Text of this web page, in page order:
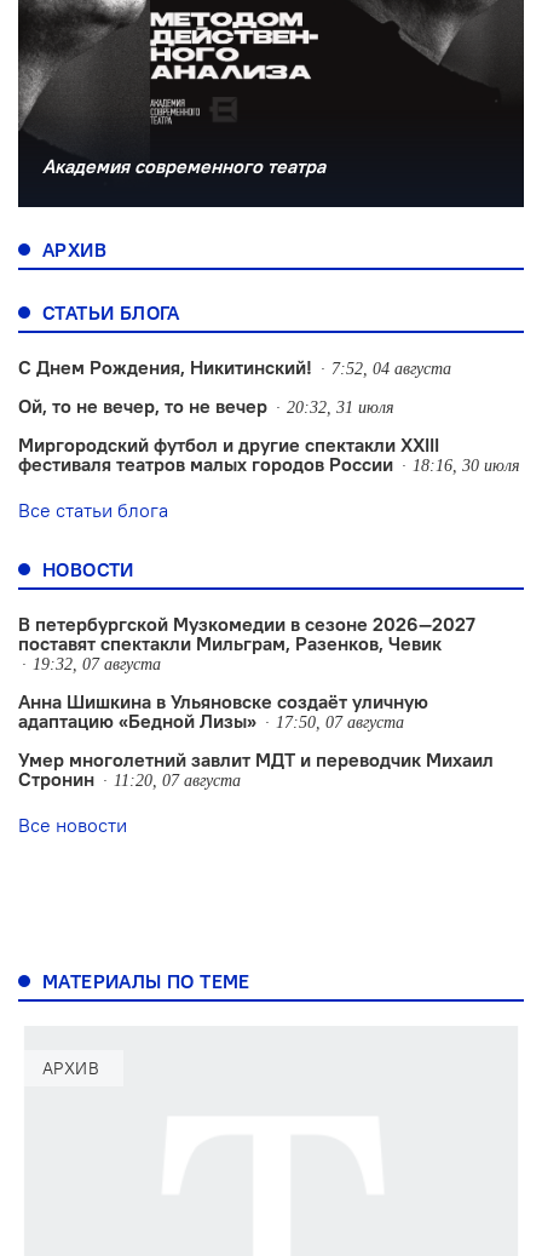
Академия современного театра
АРХИВ
СТАТЬИ БЛОГА
С Днем Рождения, Никитинский! 7:52, 04 августа
Ой, то не вечер, то не вечер 20:32, 31 июля
Миргородский футбол и другие спектакли XXIII
фестиваля театров малых городов России
18:16, 30 июля
Все статьи блога
НОВОСТИ
В петербургской Музкомедии в сезоне 2026—2027
поставят спектакли Мильграм, Разенков, Чевик
19:32, 07 августа
Анна Шишкина в Ульяновске создаëт уличную
адаптацию «Бедной Лизы»
17:50, 07 августа
Умер многолетний завлит МДТ и переводчик Михаил
Стронин
11:20, 07 августа
Все новости
МАТЕРИАЛЫ ПО ТЕМЕ
АРХИВ